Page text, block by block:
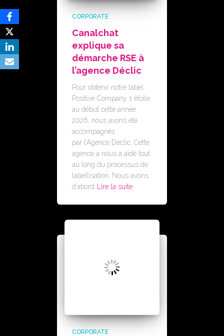
CORPORATE
Canalchat
explique sa
démarche RSE à
l’agence Déclic
Pour obtenir notre label
Positive Company 1 étoile
au début cette année
2026, nous avons été
accompagnés
par l’Agence Déclic. Cette
agence a nous a aidé tout
au long du processus de
labellisation. Nous avons
d’abord
Lire la suite
CORPORATE